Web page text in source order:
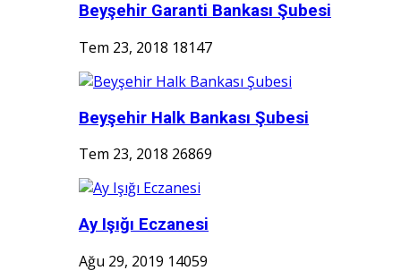
Beyşehir Garanti Bankası Şubesi
Tem 23, 2018 18147
Beyşehir Halk Bankası Şubesi
Tem 23, 2018 26869
Ay Işığı Eczanesi
Ağu 29, 2019 14059